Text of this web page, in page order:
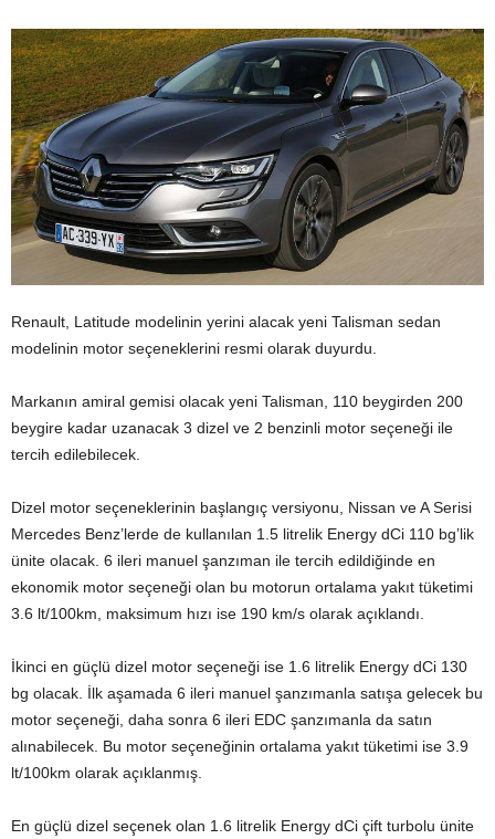
Renault, Latitude modelinin yerini alacak yeni Talisman sedan
modelinin motor seçeneklerini resmi olarak duyurdu.
Markanın amiral gemisi olacak yeni Talisman, 110 beygirden 200
beygire kadar uzanacak 3 dizel ve 2 benzinli motor seçeneği ile
tercih edilebilecek.
Dizel motor seçeneklerinin başlangıç versiyonu, Nissan ve A Serisi
Mercedes Benz’lerde de kullanılan 1.5 litrelik Energy dCi 110 bg’lik
ünite olacak. 6 ileri manuel şanzıman ile tercih edildiğinde en
ekonomik motor seçeneği olan bu motorun ortalama yakıt tüketimi
3.6 lt/100km, maksimum hızı ise 190 km/s olarak açıklandı.
İkinci en güçlü dizel motor seçeneği ise 1.6 litrelik Energy dCi 130
bg olacak. İlk aşamada 6 ileri manuel şanzımanla satışa gelecek bu
motor seçeneği, daha sonra 6 ileri EDC şanzımanla da satın
alınabilecek. Bu motor seçeneğinin ortalama yakıt tüketimi ise 3.9
lt/100km olarak açıklanmış.
En güçlü dizel seçenek olan 1.6 litrelik Energy dCi çift turbolu ünite